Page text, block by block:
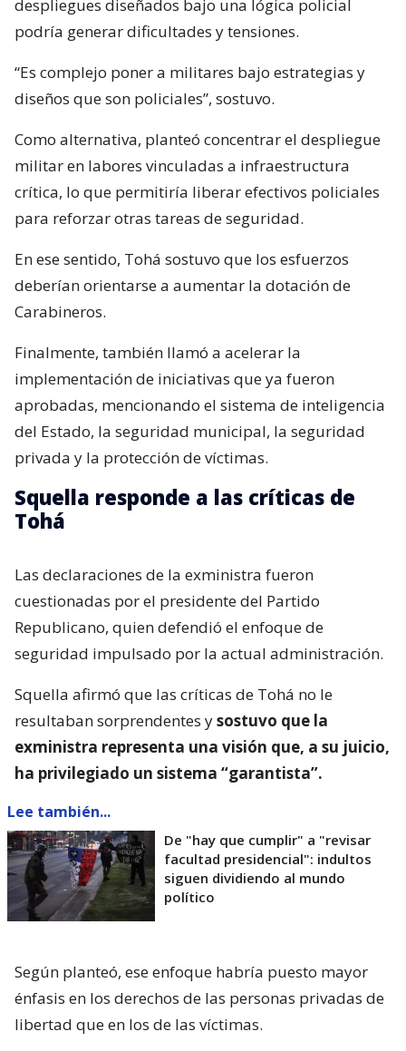
despliegues diseñados bajo una lógica policial
podría generar dificultades y tensiones.
“Es complejo poner a militares bajo estrategias y
diseños que son policiales”, sostuvo.
Como alternativa, planteó concentrar el despliegue
militar en labores vinculadas a infraestructura
crítica, lo que permitiría liberar efectivos policiales
para reforzar otras tareas de seguridad.
En ese sentido, Tohá sostuvo que los esfuerzos
deberían orientarse a aumentar la dotación de
Carabineros.
Finalmente, también llamó a acelerar la
implementación de iniciativas que ya fueron
aprobadas, mencionando el sistema de inteligencia
del Estado, la seguridad municipal, la seguridad
privada y la protección de víctimas.
Squella responde a las críticas de
Tohá
Las declaraciones de la exministra fueron
cuestionadas por el presidente del Partido
Republicano, quien defendió el enfoque de
seguridad impulsado por la actual administración.
Squella afirmó que las críticas de Tohá no le
resultaban sorprendentes ysostuvo que la
exministra representa una visión que, a su juicio,
ha privilegiado un sistema “garantista”.
Lee también...
De "hay que cumplir" a "revisar
facultad presidencial": indultos
siguen dividiendo al mundo
político
Según planteó, ese enfoque habría puesto mayor
énfasis en los derechos de las personas privadas de
libertad que en los de las víctimas.